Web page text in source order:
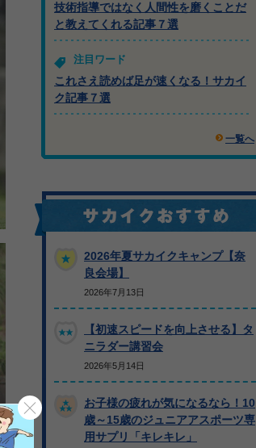
技術指導ではなく人間性を磨くことだ
と教えてくれる記事７選
注目ワード
これさえ読めば足が速くなる！サカイ
ク記事７選
一覧へ
2026年夏サカイクキャンプ【奈
良会場】
2026年7月13日
【初速スピードを向上させる】タ
ニラダー講習会
2026年5月14日
お子様の疲れが気になるなら！10
歳～15歳のジュニアアスポーツ専
用サプリ「キレキレ」